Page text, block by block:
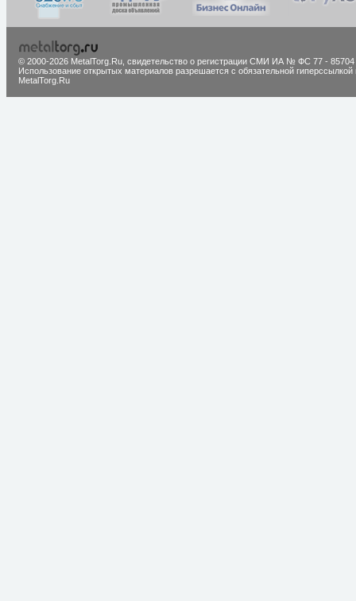
© 2000-2026 MetalTorg.Ru, cвидетельство о регистрации СМИ ИА № ФС 77 - 85704
Использование открытых материалов разрешается с обязательной гиперссылкой
MetalTorg.Ru